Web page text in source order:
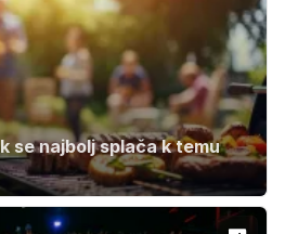
se najbolj splača k temu